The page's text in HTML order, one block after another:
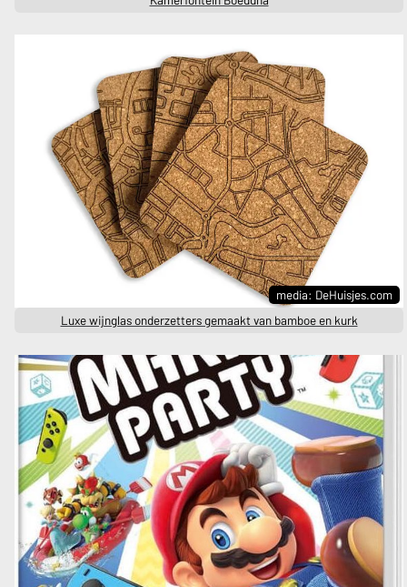
media: DeHuisjes.com
Luxe wijnglas onderzetters gemaakt van bamboe en kurk